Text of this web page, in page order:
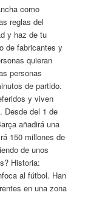
como
reglas del
y haz de tu
de fabricantes y
quieran
personas
de partido.
y viven
Desde del 1 de
añadirá una
150 millones de
de unos
Historia:
al fútbol. Han
en una zona